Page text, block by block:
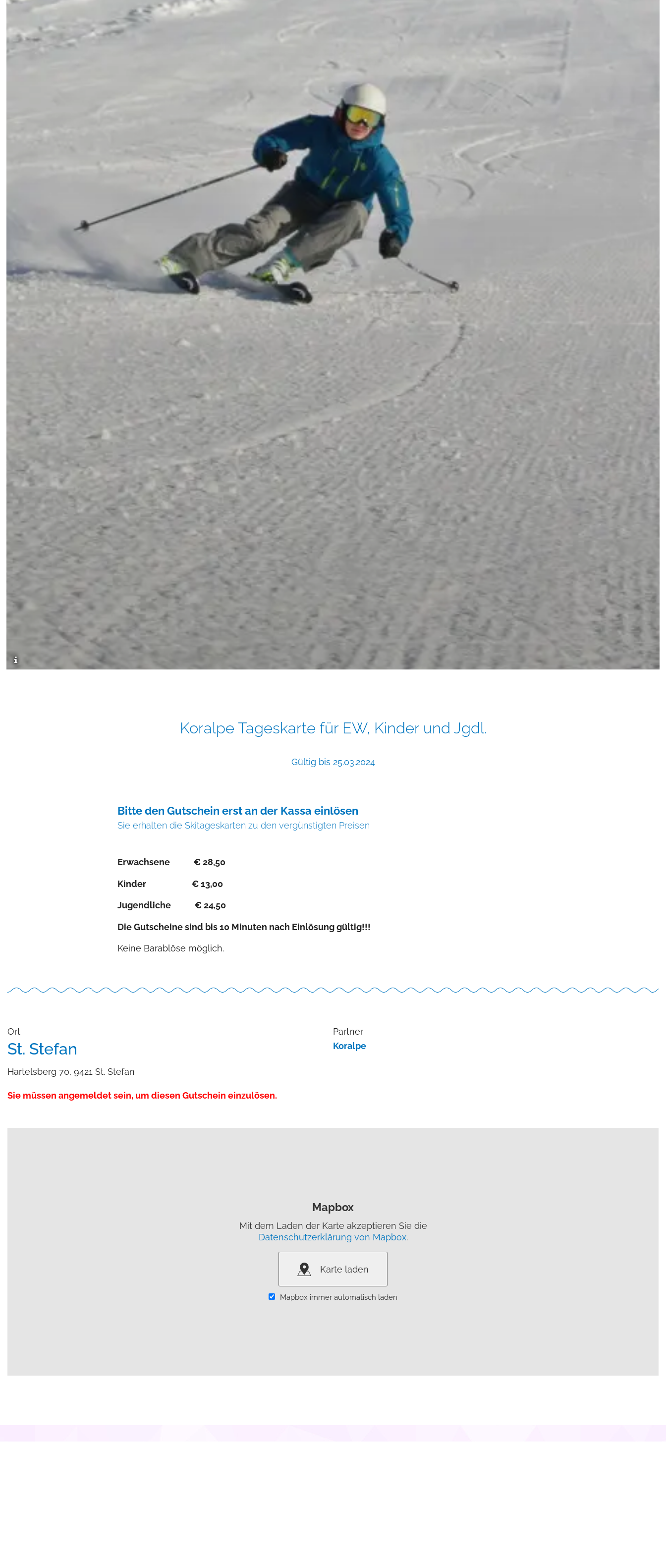
Koralpe Tageskarte für EW, Kinder und Jgdl.
Gültig bis 25.03.2024
Bitte den Gutschein erst an der Kassa einlösen
Sie erhalten die Skitageskarten zu den vergünstigten Preisen
Erwachsene € 28,50
Kinder € 13,00
Jugendliche € 24,50
Die Gutscheine sind bis 10 Minuten nach Einlösung gültig!!!
Keine Barablöse möglich.
Ort
St. Stefan
Hartelsberg 70, 9421 St. Stefan
Sie müssen angemeldet sein, um diesen Gutschein einzulösen.
Partner
Koralpe
Mapbox
Mit dem Laden der Karte akzeptieren Sie die
Datenschutzerklärung von Mapbox.
Karte laden
Mapbox immer automatisch laden